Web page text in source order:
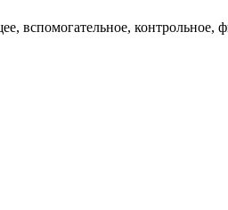
вспомогательное, контрольное,